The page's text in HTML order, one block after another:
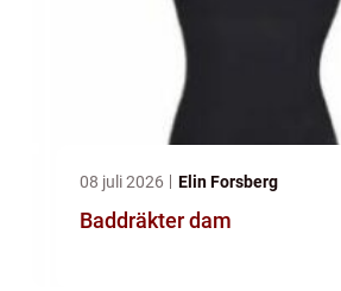
08 juli 2026 Elin Forsberg
Baddräkter dam